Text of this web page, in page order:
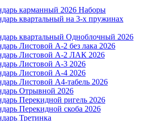
карманный 2026 Наборы
квартальный на 3-х пружинах
квартальный Одноблочный 2026
Листовой А-2 без лака 2026
Листовой А-2 ЛАК 2026
Листовой А-3 2026
Листовой А-4 2026
Листовой А4-табель 2026
Отрывной 2026
Перекидной ригель 2026
Перекидной скоба 2026
Третинка